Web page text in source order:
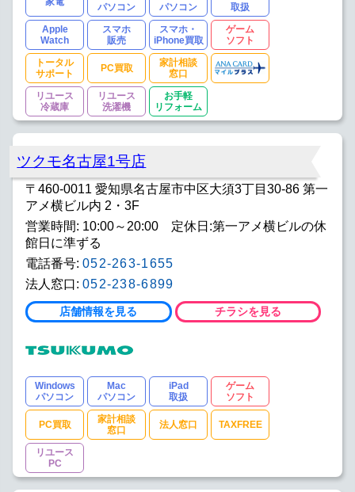
パソコン
パソコン
取扱
Apple
Watch
スマホ
販売
スマホ・
iPhone買取
ゲーム
ソフト
トータル
サポート
PC買取
家計相談
窓口
リユース
冷蔵庫
リユース
洗濯機
お手軽
リフォーム
ツクモ名古屋1号店
〒460-0011 愛知県名古屋市中区大須3丁目30-86 第一
アメ横ビル内 2・3F
営業時間: 10:00～20:00 定休日:第一アメ横ビルの休
館日に準ずる
電話番号: 052-263-1655
法人窓口: 052-238-6899
店舗情報を見る チラシを見る
Windows
パソコン
Mac
パソコン
iPad
取扱
ゲーム
ソフト
PC買取
家計相談
窓口
法人窓口 TAXFREE
リユース
PC